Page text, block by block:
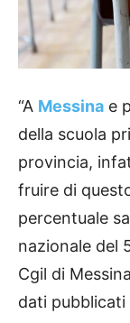
“A Messina e
della scuola
provincia,
fruire di
percentuale
nazionale del
Cgil di
dati pubblicati